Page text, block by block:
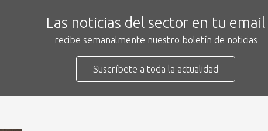
Las noticias del sector en tu email
recibe semanalmente nuestro boletín de noticias
Suscríbete a toda la actualidad